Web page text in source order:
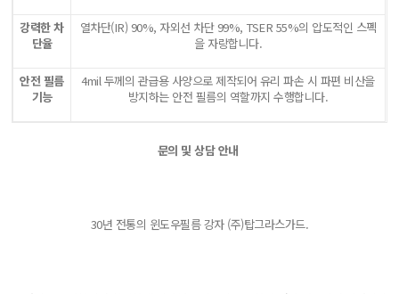
강력한 차
단율
열차단(IR) 90%, 자외선 차단 99%, TSER 55%의 압도적인 스펙
을 자랑합니다.
안전 필름
기능
4mil 두께의 관급용 사양으로 제작되어 유리 파손 시 파편 비산을
방지하는 안전 필름의 역할까지 수행합니다.
문의 및 상담 안내
30년 전통의 윈도우필름 강자 (주)탑그라스가드.